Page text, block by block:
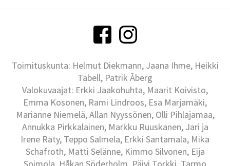
Toimituskunta: Helmut Diekmann, Jaana Ihme, Heikki
Tabell, Patrik Åberg
Valokuvaajat: Erkki Jaakohuhta, Maarit Koivisto,
Emma Kosonen, Rami Lindroos, Esa Marjamäki,
Marianne Niemelä, Allan Nyyssönen, Olli Pihlajamaa,
Annukka Pirkkalainen, Markku Ruuskanen, Jari ja
Irene Räty, Teppo Salmela, Erkki Santamala, Mika
Schafroth, Matti Selänne, Kimmo Silvonen, Eija